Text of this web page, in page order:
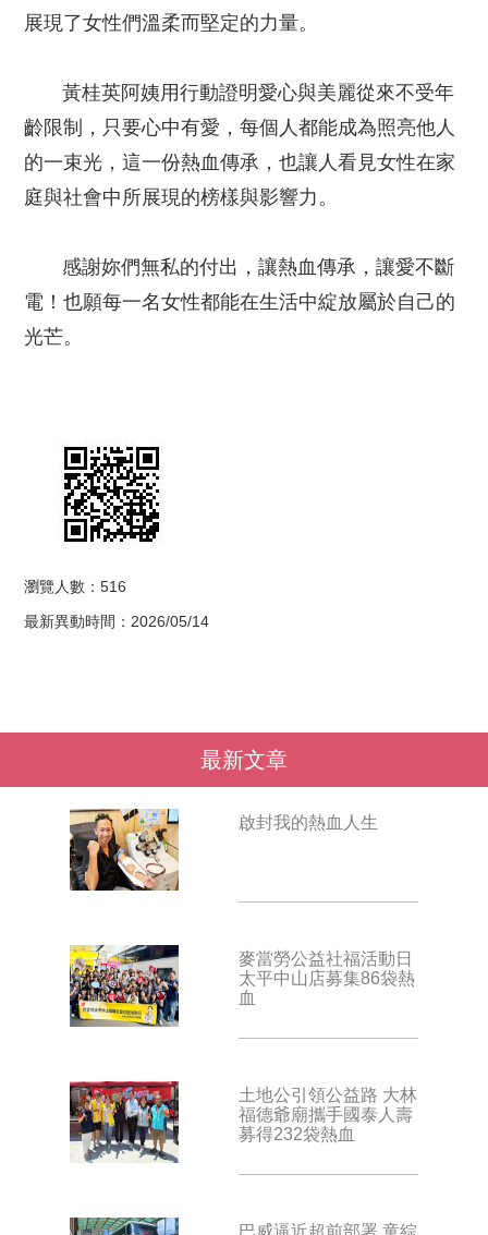
展現了女性們溫柔而堅定的力量。
黃桂英阿姨用行動證明愛心與美麗從來不受年
齡限制，只要心中有愛，每個人都能成為照亮他人
的一束光，這一份熱血傳承，也讓人看見女性在家
庭與社會中所展現的榜樣與影響力。
感謝妳們無私的付出，讓熱血傳承，讓愛不斷
電！也願每一名女性都能在生活中綻放屬於自己的
光芒。
瀏覽人數：516
最新異動時間：2026/05/14
最新文章
啟封我的熱血人生
麥當勞公益社福活動日
太平中山店募集86袋熱
血
土地公引領公益路 大林
福德爺廟攜手國泰人壽
募得232袋熱血
巴威逼近超前部署 童綜